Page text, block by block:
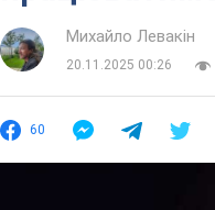
Михайло Левакін
20.11.2025 00:26
60